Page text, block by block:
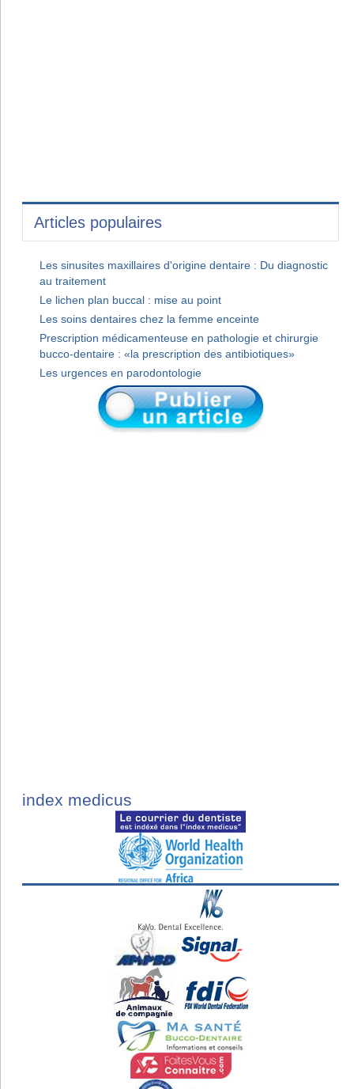
Articles populaires
Les sinusites maxillaires d'origine dentaire : Du diagnostic
au traitement
Le lichen plan buccal : mise au point
Les soins dentaires chez la femme enceinte
Prescription médicamenteuse en pathologie et chirurgie
bucco-dentaire : «la prescription des antibiotiques»
Les urgences en parodontologie
index medicus